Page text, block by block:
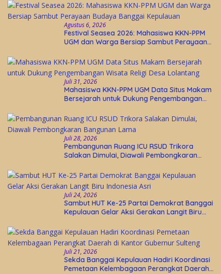
Agustus 6, 2026
Festival Seasea 2026: Mahasiswa KKN-PPM
UGM dan Warga Bersiap Sambut Perayaan
Juli 31, 2026
Mahasiswa KKN-PPM UGM Data Situs Makam
Bersejarah untuk Dukung Pengembangan
Juli 28, 2026
Pembangunan Ruang ICU RSUD Trikora
Salakan Dimulai, Diawali Pembongkaran
Juli 24, 2026
Sambut HUT Ke-25 Partai Demokrat Banggai
Kepulauan Gelar Aksi Gerakan Langit Biru
Juli 21, 2026
Sekda Banggai Kepulauan Hadiri Koordinasi
Pemetaan Kelembagaan Perangkat Daerah